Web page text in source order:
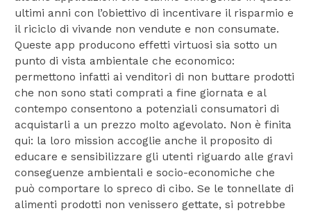
ultimi anni con l’obiettivo di incentivare il risparmio e
il riciclo di vivande non vendute e non consumate.
Queste app producono effetti virtuosi sia sotto un
punto di vista ambientale che economico:
permettono infatti ai venditori di non buttare prodotti
che non sono stati comprati a fine giornata e al
contempo consentono a potenziali consumatori di
acquistarli a un prezzo molto agevolato. Non è finita
qui: la loro mission accoglie anche il proposito di
educare e sensibilizzare gli utenti riguardo alle gravi
conseguenze ambientali e socio-economiche che
può comportare lo spreco di cibo. Se le tonnellate di
alimenti prodotti non venissero gettate, si potrebbe